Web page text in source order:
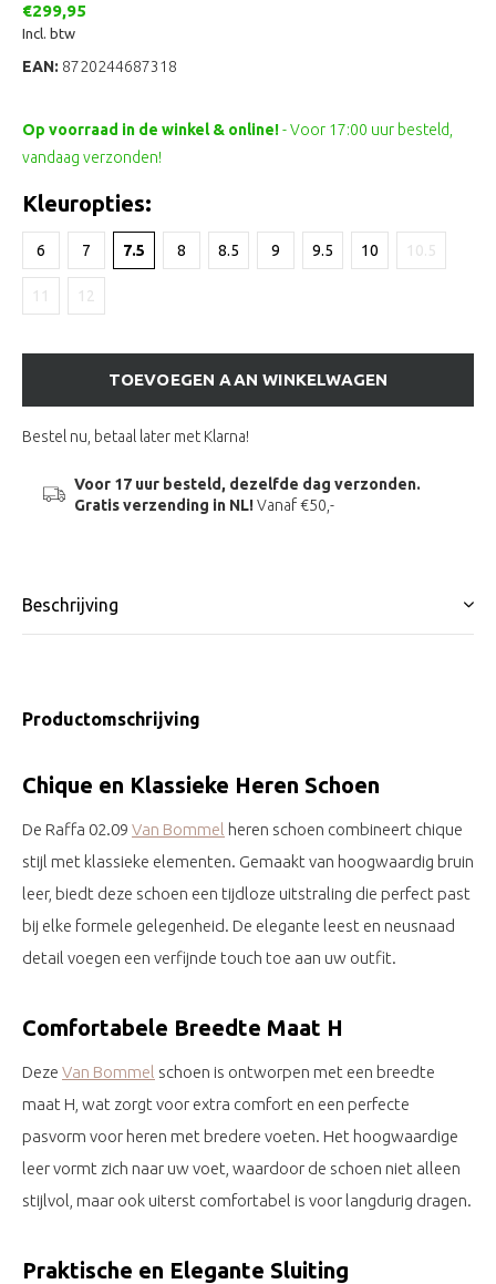
€299,95
Incl. btw
EAN: 8720244687318
Op voorraad in de winkel & online!- Voor 17:00 uur besteld,
vandaag verzonden!
Kleuropties:
6 7 7.5 8 8.5 9 9.5 10 10.5
11 12
TOEVOEGEN AAN WINKELWAGEN
Bestel nu, betaal later met Klarna!
Voor 17 uur besteld, dezelfde dag verzonden.
Gratis verzending in NL!Vanaf €50,-
Beschrijving
Productomschrijving
Chique en Klassieke Heren Schoen
De Raffa 02.09 Van Bommel heren schoen combineert chique
stijl met klassieke elementen. Gemaakt van hoogwaardig bruin
leer, biedt deze schoen een tijdloze uitstraling die perfect past
bij elke formele gelegenheid. De elegante leest en neusnaad
detail voegen een verfijnde touch toe aan uw outfit.
Comfortabele Breedte Maat H
Deze Van Bommel schoen is ontworpen met een breedte
maat H, wat zorgt voor extra comfort en een perfecte
pasvorm voor heren met bredere voeten. Het hoogwaardige
leer vormt zich naar uw voet, waardoor de schoen niet alleen
stijlvol, maar ook uiterst comfortabel is voor langdurig dragen.
Praktische en Elegante Sluiting